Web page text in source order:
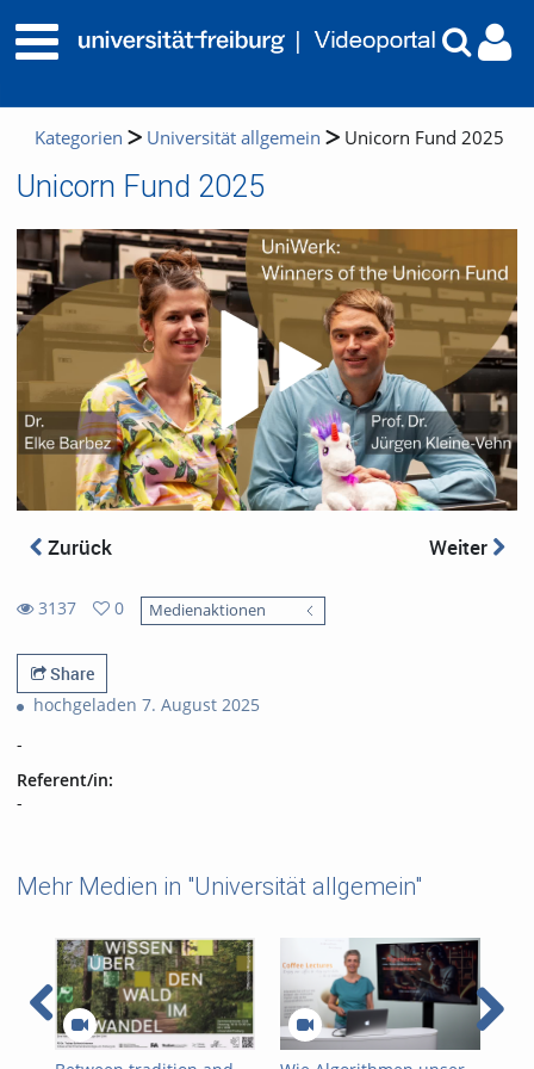
Kategorien Universität allgemein Unicorn Fund 2025
Unicorn Fund 2025
Zurück Weiter
3137
views
0
favorites
Medienaktionen
Share
hochgeladen 7. August 2025
-
Referent/in:
-
Mehr Medien in "Universität allgemein"